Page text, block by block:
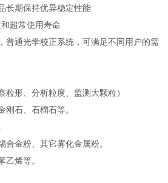
长期保持优异稳定性能
超常使用寿命
普通光学校正系统，可满足不同用户的需
粒形、分析粒度、监测大颗粒）
刚石、石榴石等。
合金粉、其它雾化金属粉。
乙烯等。